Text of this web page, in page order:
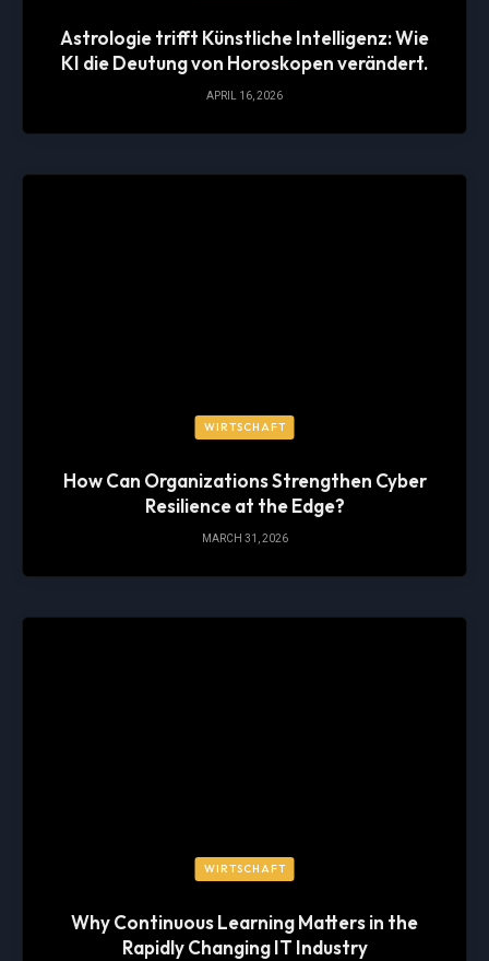
Astrologie trifft Künstliche Intelligenz: Wie
KI die Deutung von Horoskopen verändert.
APRIL 16, 2026
WIRTSCHAFT
How Can Organizations Strengthen Cyber
Resilience at the Edge?
MARCH 31, 2026
WIRTSCHAFT
Why Continuous Learning Matters in the
Rapidly Changing IT Industry